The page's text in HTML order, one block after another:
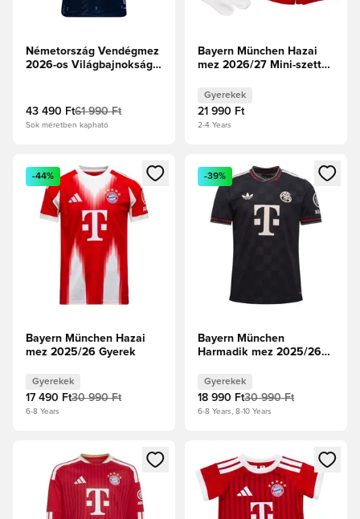
Németország Vendégmez
2026-os Világbajnokság
43 490 Ft61 990 Ft
Sok méretben kapható
Bayern München Hazai
mez 2026/27 Mini-szett
Gyerekek
21 990 Ft
2-4 Years
Megnyit egy modált a bejelentkezéshez vagy a tagként
-44%
Bayern München Hazai
mez 2025/26 Gyerek
Gyerekek
17 490 Ft30 990 Ft
6-8 Years
Megnyit egy modált a
-39%
Bayern München
Harmadik mez 2025/26
Gyerekek
18 990 Ft30 990 Ft
6-8 Years, 8-10 Years
Megnyit egy modált a bejelentkezéshez vagy a tagként
Megnyit egy modált a